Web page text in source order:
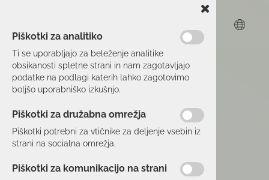
Piškotki za analitiko
Ti se uporabljajo za beleženje analitike
obsikanosti spletne strani in nam zagotavljajo
podatke na podlagi katerih lahko zagotovimo
boljšo uporabniško izkušnjo.
Piškotki za družabna omrežja
Piškotki potrebni za vtičnike za deljenje vsebin iz
strani na socialna omrežja.
Piškotki za komunikacijo na strani